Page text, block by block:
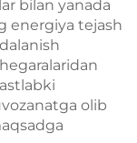
bilan yanada
energiya tejash
olib